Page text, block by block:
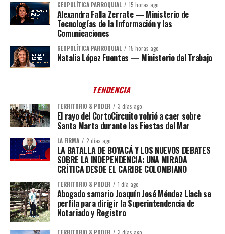
GEOPOLÍTICA PARROQUIAL 15 horas ago
Alexandra Falla Zerrate — Ministerio de
Tecnologías de la Información y las
Comunicaciones
GEOPOLÍTICA PARROQUIAL 15 horas ago
Natalia López Fuentes — Ministerio del Trabajo
TENDENCIA
TERRITORIO & PODER 3 días ago
El rayo del CortoCircuito volvió a caer sobre
Santa Marta durante las Fiestas del Mar
LA FIRMA 2 días ago
LA BATALLA DE BOYACÁ Y LOS NUEVOS DEBATES
SOBRE LA INDEPENDENCIA: UNA MIRADA
CRÍTICA DESDE EL CARIBE COLOMBIANO
TERRITORIO & PODER 1 día ago
Abogado samario Joaquín José Méndez Llach se
perfila para dirigir la Superintendencia de
Notariado y Registro
TERRITORIO & PODER 3 días ago